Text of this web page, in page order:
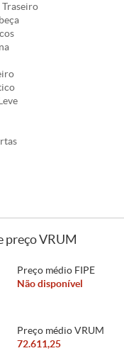
Traseiro
preço VRUM
Preço médio FIPE
Não disponível
Preço médio VRUM
72.611,25